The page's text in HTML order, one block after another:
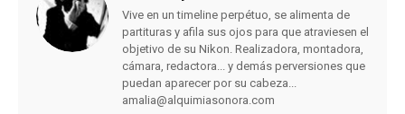
Vive en un timeline perpétuo, se alimenta de
partituras y afila sus ojos para que atraviesen el
objetivo de su Nikon. Realizadora, montadora,
cámara, redactora... y demás perversiones que
puedan aparecer por su cabeza...
amalia@alquimiasonora.com